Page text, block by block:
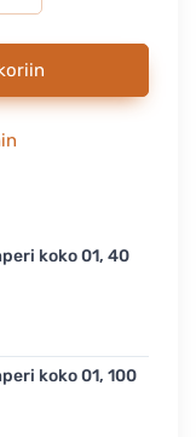
koko 01, 40
koko 01, 100